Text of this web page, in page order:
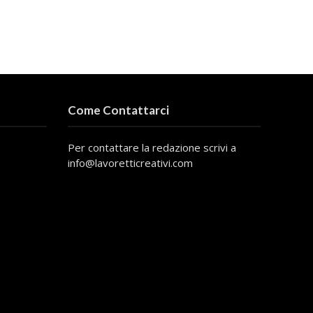
Come Contattarci
Per contattare la redazione scrivi a
info@lavoretticreativi.com